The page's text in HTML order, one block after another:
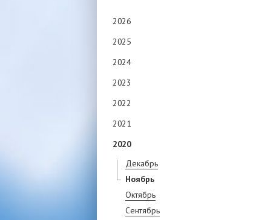
2026
2025
2024
2023
2022
2021
2020
Декабрь
Ноябрь
Октябрь
Сентябрь